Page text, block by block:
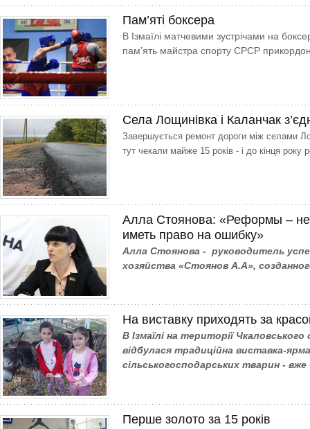
Пам’яті боксера
В Ізмаїлі матчевими зустрічами на
пам’ять майстра спорту СРСР
Села Лощинівка і Каланчак
Завершується ремонт дороги між селами
тут чекали майже 15 років - і до кінця року
Алла Стоянова: «Реформы –
иметь право на ошибку»
Алла Стоянова - руководитель
хозяйства «Стоянов А.А»,
На виставку приходять за
В Ізмаїлі на території
відбулася традиційна виставка-
сільськогосподарських тварин -
Перше золото за 15 років